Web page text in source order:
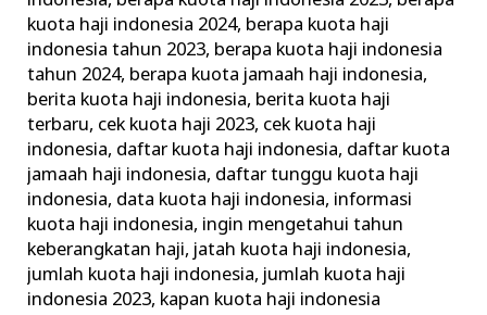
kuota haji indonesia 2024, berapa kuota haji
indonesia tahun 2023, berapa kuota haji indonesia
tahun 2024, berapa kuota jamaah haji indonesia,
berita kuota haji indonesia, berita kuota haji
terbaru, cek kuota haji 2023, cek kuota haji
indonesia, daftar kuota haji indonesia, daftar kuota
jamaah haji indonesia, daftar tunggu kuota haji
indonesia, data kuota haji indonesia, informasi
kuota haji indonesia, ingin mengetahui tahun
keberangkatan haji, jatah kuota haji indonesia,
jumlah kuota haji indonesia, jumlah kuota haji
indonesia 2023, kapan kuota haji indonesia
Haji
Indonesia